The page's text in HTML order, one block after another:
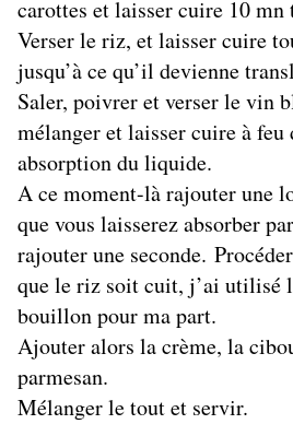
carottes et laisser cuire 10
Verser le riz, et laisser cuire
jusqu’à ce qu’il devienne
Saler, poivrer et verser le vin
mélanger et laisser cuire à feu
absorption du liquide.
A ce moment-là rajouter une
que vous laisserez absorber
rajouter une seconde.
que le riz soit cuit, j’ai utilisé
bouillon pour ma part.
Ajouter alors la crème, la
parmesan.
Mélanger le tout et servir.